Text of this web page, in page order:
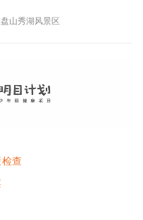
山秀湖风景区
查